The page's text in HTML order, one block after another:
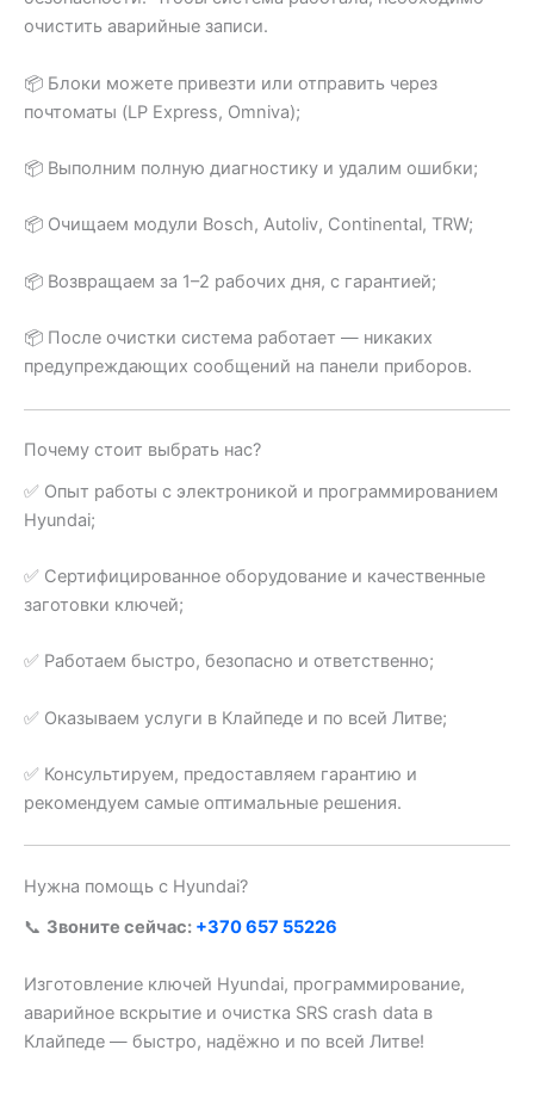
очистить аварийные записи.
📦 Блоки можете привезти или отправить через
почтоматы (LP Express, Omniva);
📦 Выполним полную диагностику и удалим ошибки;
📦 Очищаем модули Bosch, Autoliv, Continental, TRW;
📦 Возвращаем за 1–2 рабочих дня, с гарантией;
📦 После очистки система работает — никаких
предупреждающих сообщений на панели приборов.
Почему стоит выбрать нас?
✅ Опыт работы с электроникой и программированием
Hyundai;
✅ Сертифицированное оборудование и качественные
заготовки ключей;
✅ Работаем быстро, безопасно и ответственно;
✅ Оказываем услуги в Клайпеде и по всей Литве;
✅ Консультируем, предоставляем гарантию и
рекомендуем самые оптимальные решения.
Нужна помощь с Hyundai?
📞 Звоните сейчас: +370 657 55226
Изготовление ключей Hyundai, программирование,
аварийное вскрытие и очистка SRS crash data в
Клайпеде — быстро, надёжно и по всей Литве!